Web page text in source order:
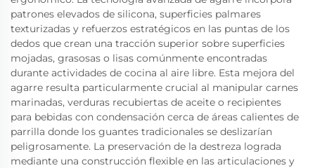
patrones elevados de silicona, superficies palmares
texturizadas y refuerzos estratégicos en las puntas de los
dedos que crean una tracción superior sobre superficies
mojadas, grasosas o lisas comúnmente encontradas
durante actividades de cocina al aire libre. Esta mejora del
agarre resulta particularmente crucial al manipular carnes
marinadas, verduras recubiertas de aceite o recipientes
para bebidas con condensación cerca de áreas calientes de
parrilla donde los guantes tradicionales se deslizarían
peligrosamente. La preservación de la destreza lograda
mediante una construcción flexible en las articulaciones y